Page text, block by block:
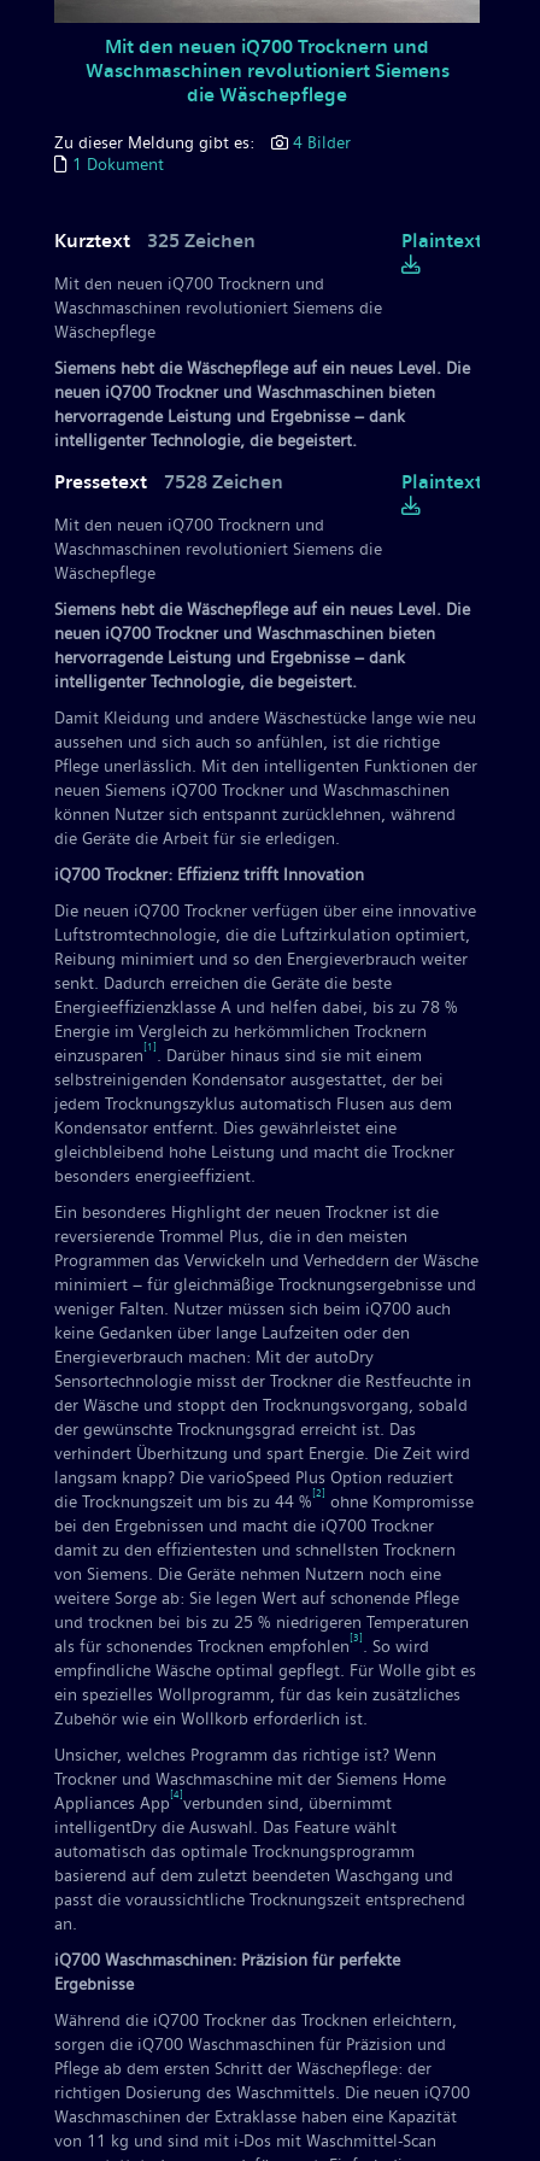
Mit den neuen iQ700 Trocknern und
Waschmaschinen revolutioniert Siemens
die Wäschepflege
Zu dieser Meldung gibt es:
4 Bilder
1 Dokument
Kurztext 325 Zeichen Plaintext
Mit den neuen iQ700 Trocknern und
Waschmaschinen revolutioniert Siemens die
Wäschepflege
Siemens hebt die Wäschepflege auf ein neues Level. Die
neuen iQ700 Trockner und Waschmaschinen bieten
hervorragende Leistung und Ergebnisse – dank
intelligenter Technologie, die begeistert.
Pressetext 7528 Zeichen Plaintext
Mit den neuen iQ700 Trocknern und
Waschmaschinen revolutioniert Siemens die
Wäschepflege
Siemens hebt die Wäschepflege auf ein neues Level. Die
neuen iQ700 Trockner und Waschmaschinen bieten
hervorragende Leistung und Ergebnisse – dank
intelligenter Technologie, die begeistert.
Damit Kleidung und andere Wäschestücke lange wie neu
aussehen und sich auch so anfühlen, ist die richtige
Pflege unerlässlich. Mit den intelligenten Funktionen der
neuen Siemens iQ700 Trockner und Waschmaschinen
können Nutzer sich entspannt zurücklehnen, während
die Geräte die Arbeit für sie erledigen.
iQ700 Trockner: Effizienz trifft Innovation
Die neuen iQ700 Trockner verfügen über eine innovative
Luftstromtechnologie, die die Luftzirkulation optimiert,
Reibung minimiert und so den Energieverbrauch weiter
senkt. Dadurch erreichen die Geräte die beste
Energieeffizienzklasse A und helfen dabei, bis zu 78 %
Energie im Vergleich zu herkömmlichen Trocknern
einzusparen [1]
. Darüber hinaus sind sie mit einem
selbstreinigenden Kondensator ausgestattet, der bei
jedem Trocknungszyklus automatisch Flusen aus dem
Kondensator entfernt. Dies gewährleistet eine
gleichbleibend hohe Leistung und macht die Trockner
besonders energieeffizient.
Ein besonderes Highlight der neuen Trockner ist die
reversierende Trommel Plus, die in den meisten
Programmen das Verwickeln und Verheddern der Wäsche
minimiert – für gleichmäßige Trocknungsergebnisse und
weniger Falten. Nutzer müssen sich beim iQ700 auch
keine Gedanken über lange Laufzeiten oder den
Energieverbrauch machen: Mit der autoDry
Sensortechnologie misst der Trockner die Restfeuchte in
der Wäsche und stoppt den Trocknungsvorgang, sobald
der gewünschte Trocknungsgrad erreicht ist. Das
verhindert Überhitzung und spart Energie. Die Zeit wird
langsam knapp? Die varioSpeed Plus Option reduziert
die Trocknungszeit um bis zu 44 % [2]
ohne Kompromisse
bei den Ergebnissen und macht die iQ700 Trockner
damit zu den effizientesten und schnellsten Trocknern
von Siemens. Die Geräte nehmen Nutzern noch eine
weitere Sorge ab: Sie legen Wert auf schonende Pflege
und trocknen bei bis zu 25 % niedrigeren Temperaturen
als für schonendes Trocknen empfohlen [3]
. So wird
empfindliche Wäsche optimal gepflegt. Für Wolle gibt es
ein spezielles Wollprogramm, für das kein zusätzliches
Zubehör wie ein Wollkorb erforderlich ist.
Unsicher, welches Programm das richtige ist? Wenn
Trockner und Waschmaschine mit der Siemens Home
Appliances App [4] verbunden sind, übernimmt
intelligentDry die Auswahl. Das Feature wählt
automatisch das optimale Trocknungsprogramm
basierend auf dem zuletzt beendeten Waschgang und
passt die voraussichtliche Trocknungszeit entsprechend
an.
iQ700 Waschmaschinen: Präzision für perfekte
Ergebnisse
Während die iQ700 Trockner das Trocknen erleichtern,
sorgen die iQ700 Waschmaschinen für Präzision und
Pflege ab dem ersten Schritt der Wäschepflege: der
richtigen Dosierung des Waschmittels. Die neuen iQ700
Waschmaschinen der Extraklasse haben eine Kapazität
von 11 kg und sind mit i-Dos mit Waschmittel-Scan